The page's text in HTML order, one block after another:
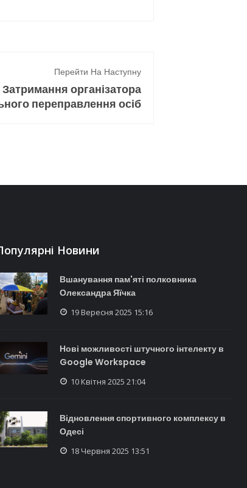
Перейти На Наступну
Затримання організатора
переправлення осіб
Новини
Вшанування пам'яті полковника
Олександра Яїчка
19 Вересня 2025 15:16
Нові можливості штучного інтелекту в
Google Workspace
10 Квітня 2025 21:04
Відновлення спортивного комплексу в
Одесі
18 Червня 2025 13:51